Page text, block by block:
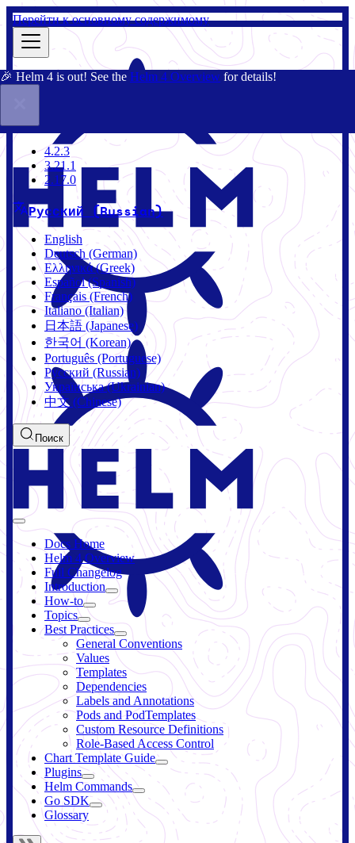
Перейти к основному содержимому
🎉 Helm 4 is out! See the Helm 4 Overview for details!
4.2.3
4.2.3
3.21.1
2.17.0
Русский (Russian)
English
Deutsch (German)
Ελληνικά (Greek)
Español (Spanish)
Français (French)
Italiano (Italian)
日本語 (Japanese)
한국어 (Korean)
Português (Portuguese)
Русский (Russian)
Українська (Ukrainian)
中文 (Chinese)
Поиск
Docs Home
Helm 4 Overview
Full Changelog
Introduction
How-to
Topics
Best Practices
General Conventions
Values
Templates
Dependencies
Labels and Annotations
Pods and PodTemplates
Custom Resource Definitions
Role-Based Access Control
Chart Template Guide
Plugins
Helm Commands
Go SDK
Glossary